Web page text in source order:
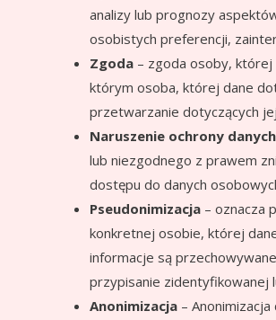
analizy lub prognozy
osobistych preferencji,
Zgoda – zgoda osoby, której
którym osoba, której dane
przetwarzanie dotyczących
Naruszenie ochrony
lub niezgodnego z prawem
dostępu do danych
Pseudonimizacja – oznacza
konkretnej osobie, której
informacje są
przypisanie zidentyfikowanej
Anonimizacja –